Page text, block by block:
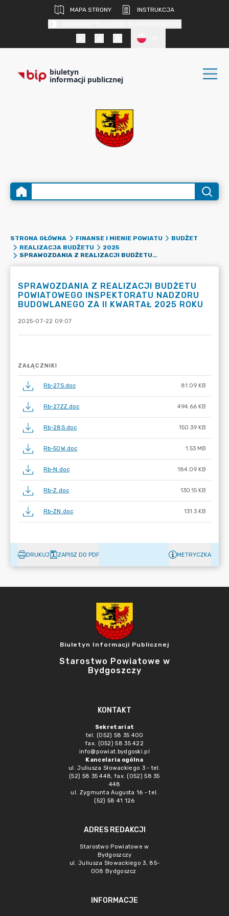
MAPA STRONY
INSTRUKCJA
biuletyn
informacji publicznej
STRONA GŁÓWNA FINANSE I MIENIE POWIATU
BUDŻET
REALIZACJA BUDŻETU
2025
SPRAWOZDANIA Z REALIZACJI BUDŻETU POWIATOWEGO INSPEKTORATU NADZORU BUDOWLANEGO ZA II KWARTAŁ 2025 ROKU
SPRAWOZDANIA Z REALIZACJI BUDŻETU
POWIATOWEGO INSPEKTORATU NADZORU
BUDOWLANEGO ZA II KWARTAŁ 2025 ROKU
2025-07-22 09:07
ZAŁĄCZNIKI
Rb-27S.doc 81.09 KB
Rb-27ZZ.doc 494.66 KB
Rb-28S.doc 150.39 KB
Rb-50W.doc 1.53 MB
Rb-N.doc 184.09 KB
Rb-Z.doc 130.15 KB
Rb-ZN.doc 131.3 KB
DRUKUJ ZAPISZ DO PDF METRYCZKA
Biuletyn Informacji Publicznej
Starostwo Powiatowe w
Bydgoszczy
KONTAKT
Sekretariat
tel. (052) 58 35 400
fax. (052) 58 35 422
info@powiat.bydgoski.pl
Kancelaria ogólna
ul. Juliusza Słowackiego 3 - tel.
(52) 58 35 448, fax. (052) 58 35
448
ul. Zygmunta Augusta 16 - tel.
(52) 58 41 126
ADRES REDAKCJI
Starostwo Powiatowe w
Bydgoszczy
ul. Juliusza Słowackiego 3, 85-
008 Bydgoszcz
INFORMACJE